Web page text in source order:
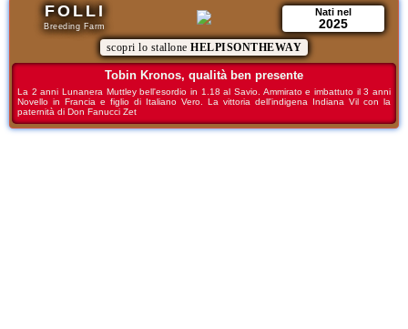
FOLLI
Breeding Farm
Nati nel
2025
scopri lo stalloneHELPISONTHEWAY
Tobin Kronos, qualità ben presente
La 2 anni Lunanera Muttley bell'esordio in 1.18 al Savio. Ammirato e imbattuto il 3 anni
Novello in Francia e figlio di Italiano Vero. La vittoria dell'indigena Indiana Vil con la
paternità di Don Fanucci Zet